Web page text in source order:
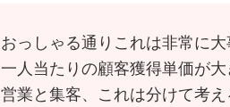
おっしゃる通りこれは非常に大
一人当たりの顧客獲得単価が大
営業と集客、これは分けて考え